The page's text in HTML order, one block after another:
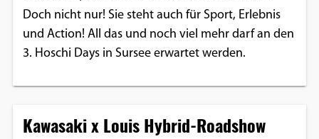
Doch nicht nur! Sie steht auch für Sport, Erlebnis
und Action! All das und noch viel mehr darf an den
3. Hoschi Days in Sursee erwartet werden.
Kawasaki x Louis Hybrid-Roadshow